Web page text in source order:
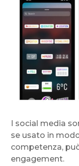
I social media
se usato in
competenza,
engagement.